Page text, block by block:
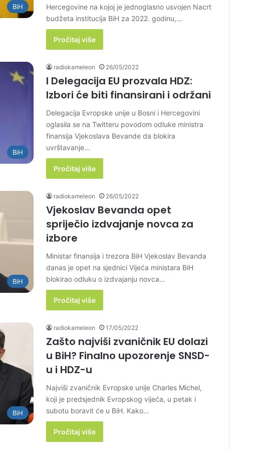
BiH
Hercegovine na kojoj je jednoglasno usvojen Nacrt
budžeta institucija BiH za 2022. godinu,…
Pročitaj više
BiH
radiokameleon 26/05/2022
I Delegacija EU prozvala HDZ:
Izbori će biti finansirani i održani
Delegacija Evropske unije u Bosni i Hercegovini
oglasila se na Twitteru povodom odluke ministra
finansija Vjekoslava Bevande da blokira
uvrštavanje…
Pročitaj više
BiH
radiokameleon 26/05/2022
Vjekoslav Bevanda opet
spriječio izdvajanje novca za
izbore
Ministar finansija i trezora BiH Vjekoslav Bevanda
danas je opet na sjednici Vijeća ministara BiH
blokirao odluku o izdvajanju novca…
Pročitaj više
BiH
radiokameleon 17/05/2022
Zašto najviši zvaničnik EU dolazi
u BiH? Finalno upozorenje SNSD-
u i HDZ-u
Najviši zvaničnik Evropske unije Charles Michel,
koji je predsjednik Evropskog vijeća, u petak i
subotu boravit će u BiH. Kako…
Pročitaj više